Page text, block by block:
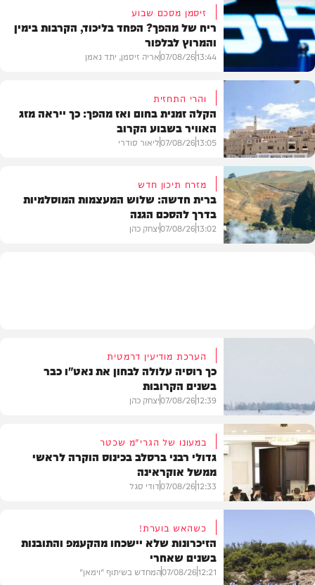
פוליטי
זיסמן מסכם שבוע
ריח של מהפך? הפחד בליכוד, הקרבות בימין
והמרוץ לבלפור
13:44
07/08/26אריה זיסמן, יתד נאמן
מזג האוויר
והרי התחזית
הקלה זמנית בחום ואז מהפך: כך ייראה מזג
האוויר בשבוע הקרוב
13:05
07/08/26ליאור סודרי
מזרח תיכון חדש
ברית חדשה: שלוש המעצמות המוסלמיות
בדרך להסכם הגנה
13:02
07/08/26יצחק כהן
הערכת מודיעין דרמטית
כך רוסיה עלולה לבחון את נאט"ו כבר
בשנים הקרובות
12:39
07/08/26יצחק כהן
חרדים
במעונו של הגרי"מ שכטר
גדולי רבני ברסלב בכינוס הוקרה לראשי
ממשל אוקראינה
12:33
07/08/26דודי סגל
כשהאש בוערת!
הזיכרונות שלא יישכחו מהקעמפ והתובנות
בשנים שאחרי
12:21
07/08/26המחדש בשיתוף "וימאן"